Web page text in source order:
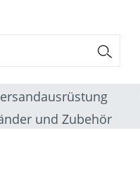
und Zubehör